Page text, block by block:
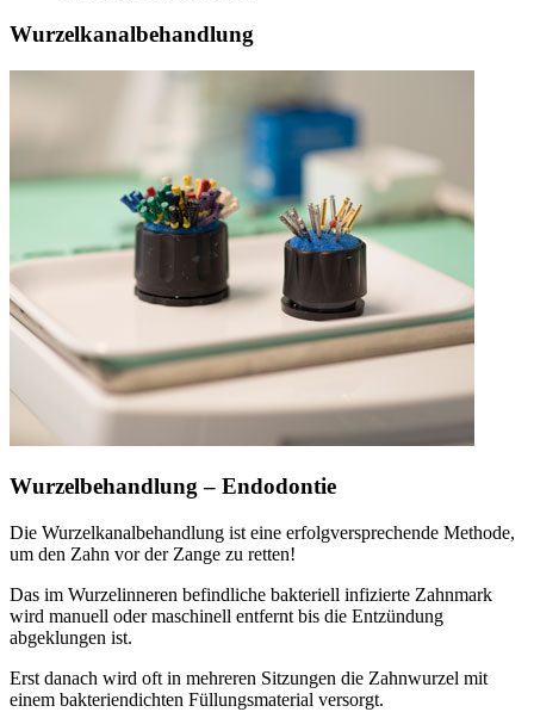
Wurzelkanalbehandlung
Wurzelbehandlung – Endodontie
Die Wurzelkanalbehandlung ist eine erfolgversprechende Methode,
um den Zahn vor der Zange zu retten!
Das im Wurzelinneren befindliche bakteriell infizierte Zahnmark
wird manuell oder maschinell entfernt bis die Entzündung
abgeklungen ist.
Erst danach wird oft in mehreren Sitzungen die Zahnwurzel mit
einem bakteriendichten Füllungsmaterial versorgt.